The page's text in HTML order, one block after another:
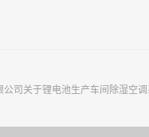
公司关于锂电池生产车间除湿空